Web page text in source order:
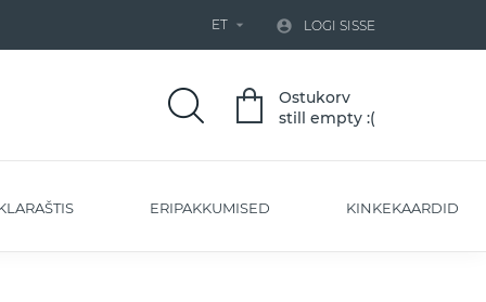
ET   LOGI SISSE
Ostukorv
still empty :(
ERIPAKKUMISED KINKEKAARDID